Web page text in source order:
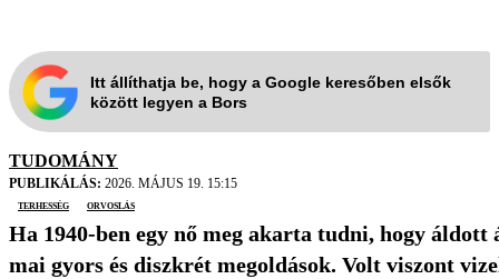
Itt állíthatja be, hogy a Google keresőben elsők
között legyen a Bors
TUDOMÁNY
PUBLIKÁLÁS: 2026. MÁJUS 19. 15:15
terhesség
orvoslás
Ha 1940-ben egy nő meg akarta tudni, hogy
mai gyors és diszkrét megoldások. Volt viszont